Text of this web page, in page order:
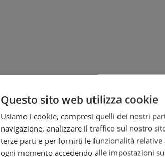
Questo sito web utilizza cookie
Usiamo i cookie, compresi quelli dei nostri
navigazione, analizzare il traffico sul nostro
terze parti e per fornirti le funzionalità
ogni momento accedendo alle impostazioni